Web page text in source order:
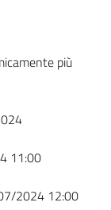
più
11:00
2024 12:00